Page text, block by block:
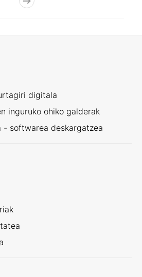
digitala
inguruko ohiko galderak
softwarea deskargatzea